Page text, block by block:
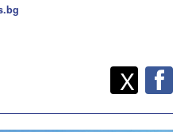
Споделете
X